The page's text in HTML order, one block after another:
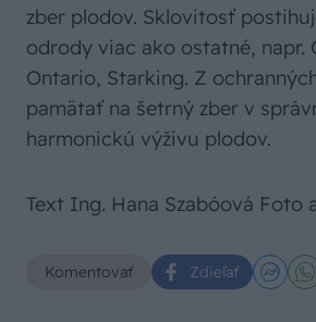
zber plodov. Sklovitosť
odrody viac ako ostatné, napr.
Ontario, Starking. Z
pamätať na šetrný zber v
harmonickú výživu plodov.
Text Ing. Hana Szabóová Foto
Komentovať Zdieľať